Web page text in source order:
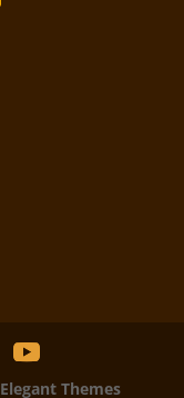
Elegant Themes